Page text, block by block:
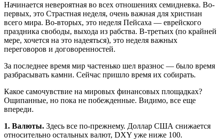
Начинается невероятная во всех отношениях семидневка. Во-
первых, это Страстная неделя, очень важная для христиан
всего мира. Во-вторых, это неделя Пейсаха — еврейского
праздника свободы, выхода из рабства. В-третьих (по крайней
мере, хочется на это надеяться), это неделя важных
переговоров и договоренностей.
За последнее время мир частенько шел вразнос — было время
разбрасывать камни. Сейчас пришло время их собирать.
Какое самочувствие на мировых финансовых площадках?
Ощипанные, но пока не побежденные. Видимо, все еще
впереди.
1. Валюты. Здесь все по-прежнему. Доллар США снижается
относительно остальных валют, DXY уже ниже 100.